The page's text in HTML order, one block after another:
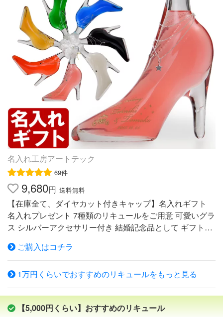
ル） 度数 10度 内容量 1800ml 原材料 泡盛・ゆず果汁・糖
類・シークヮーサー果汁 グレープフルーツシークヮーサ
ー （リキュール） 度数 12度 内容量 1800ml 原材料 グレ
ープフルーツ・泡盛・糖類・シークヮーサー 生姜レモ
ン （リキュール） 度数 12度 内容量 1800ml 原材料 泡
盛・果糖ブドウ糖液糖・生姜・上白糖・レモン 梱包・ギ
フト包装について ボトルサイズ この商品は1升瓶です。
この商品はセット商品です。 1つの梱包 この商品はあと1
本まで一緒に発送することができます。 詳細は梱包につ
いて 箱 なし（ギフト用などで箱をご希望の方は各商品の
単品ページへどうぞ。） 詳細は箱（化粧箱）について
ギフト包装 割引セット商品のため、ギフト包装、のしは
お付けできません。 詳細は包装・のしについて ギフト包
装について 割引セット商品のためギフト対応できませ
ん。 他にこんな商品もあります 地元人気No.1直火請福1
升瓶 たっぷり飲めるゆず1升瓶 グレープフルーツ1升瓶 他
にこんな商品もあります 【送料込み】 お歳暮ギフトセッ
ト ギフトに最適なゆず梅セット 請福ビンテージ 30度720
ml他にこんな商品もあります 地元人気No.1直火請福1升瓶
たっぷり飲めるゆず1升瓶 グレープフルーツ1升瓶 他にこ
んな商品もあります 【送料込み】 お歳暮ギフトセット ギ
フトに最適なゆず梅セット 請福ビンテージ 30度720ml 割
引セット商品のため、ギフト対応はできません。
名入れ工房アートテック
69件
9,680円 送料無料
【在庫全て、ダイヤカット付きキャップ】名入れギフト
名入れプレゼント 7種類のリキュールをご用意 可愛いグラ
ス シルバーアクセサリー付き 結婚記念品として ギフトラ
ガラスの靴をイメージしたかわいいボトル。 コレクショ
ンや贈答品に人気のあるシンデレラシューです。 7種類か
らご希望の種類をお選びください。 【A】ピンクグレープ
フルーツ【ピンク】 爽やかで飲みやすいグレープフルー
ツの味わい。 ■フルーツ系リキュール ■名称：シンデレラ
シュー ウォッカ ピンクグレープフルーツ ■内容量：350ml
ご購入はコチラ
1万円くらいでおすすめのリキュールをもっと見る
【5,000円くらい】おすすめのリキュール